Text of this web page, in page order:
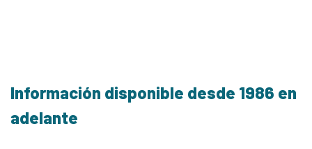
Información disponible desde 1986 en
adelante